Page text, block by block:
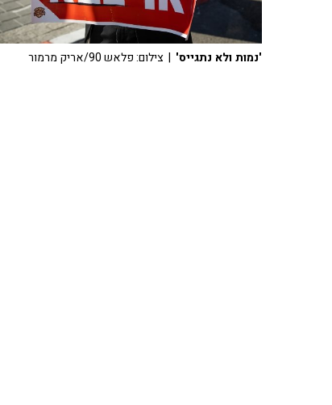
'נמות ולא נתגייס' | צילום: פלאש 90/אריק מרמור